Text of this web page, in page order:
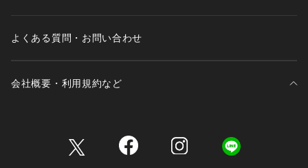
よくある質問・お問い合わせ
会社概要・利用規約など